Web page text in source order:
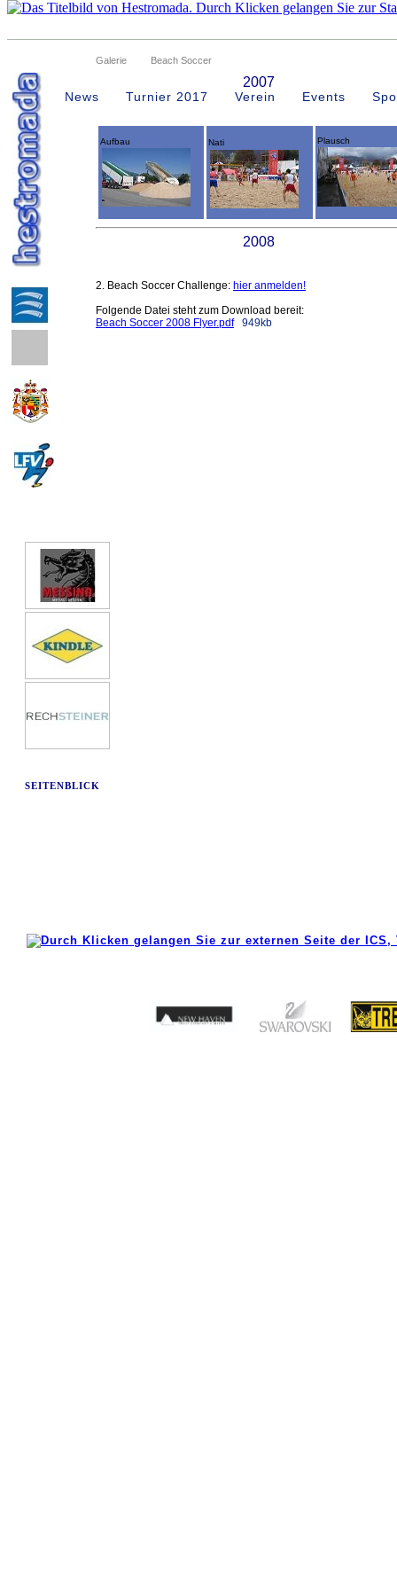
News Turnier 2017 Verein Events
Galerie Beach Soccer
2007
Aufbau Nati Plausch
2008
2. Beach Soccer Challenge: hier anmelden!
Folgende Datei steht zum Download bereit:
Beach Soccer 2008 Flyer.pdf
949kb
SEITENBLICK